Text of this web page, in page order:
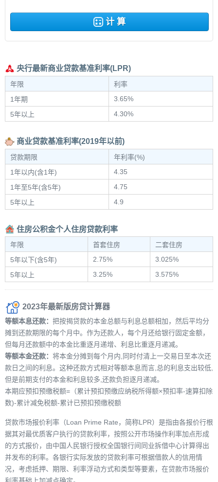
计 算
央行最新商业贷款基准利率(LPR)
年限
利率
1年期
3.65%
5年以上
4.30%
商业贷款基准利率(2019年以前)
贷款期限
年利率(%)
1年以内(含1年)
4.35
1年至5年(含5年)
4.75
5年以上
4.9
住房公积金个人住房贷款利率
年限 首套住房
二套住房
5年以下(含5年)
2.75%
3.025%
5年以上
3.25% 3.575%
2023年最新版房贷计算器
等额本息还款： 把按揭贷款的本金总额与利息总额相加，然后平均分
摊到还款期限的每个月中。作为还款人，每个月还给银行固定金额，
但每月还款额中的本金比重逐月递增、利息比重逐月递减。
等额本金还款： 将本金分摊到每个月内,同时付清上一交易日至本次还
款日之间的利息。这种还款方式相对等额本息而言,总的利息支出较低,
但是前期支付的本金和利息较多,还款负担逐月递减。
本期应预扣预缴税额=（累计预扣预缴应纳税所得额×预扣率-速算扣除
数)-累计减免税额-累计已预扣预缴税额
贷款市场报价利率（Loan Prime Rate，简称LPR）是指由各报价行根
据其对最优质客户执行的贷款利率，按照公开市场操作利率加点形成
的方式报价，由中国人民银行授权全国银行间同业拆借中心计算得出
并发布的利率。各银行实际发放的贷款利率可根据借款人的信用情
况，考虑抵押、期限、利率浮动方式和类型等要素，在贷款市场报价